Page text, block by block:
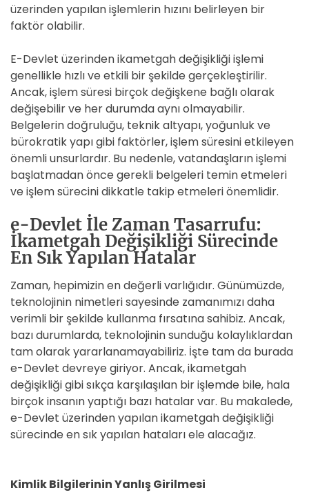
üzerinden yapılan işlemlerin hızını belirleyen bir
faktör olabilir.
E-Devlet üzerinden ikametgah değişikliği işlemi
genellikle hızlı ve etkili bir şekilde gerçekleştirilir.
Ancak, işlem süresi birçok değişkene bağlı olarak
değişebilir ve her durumda aynı olmayabilir.
Belgelerin doğruluğu, teknik altyapı, yoğunluk ve
bürokratik yapı gibi faktörler, işlem süresini etkileyen
önemli unsurlardır. Bu nedenle, vatandaşların işlemi
başlatmadan önce gerekli belgeleri temin etmeleri
ve işlem sürecini dikkatle takip etmeleri önemlidir.
e-Devlet İle Zaman Tasarrufu:
İkametgah Değişikliği Sürecinde
En Sık Yapılan Hatalar
Zaman, hepimizin en değerli varlığıdır. Günümüzde,
teknolojinin nimetleri sayesinde zamanımızı daha
verimli bir şekilde kullanma fırsatına sahibiz. Ancak,
bazı durumlarda, teknolojinin sunduğu kolaylıklardan
tam olarak yararlanamayabiliriz. İşte tam da burada
e-Devlet devreye giriyor. Ancak, ikametgah
değişikliği gibi sıkça karşılaşılan bir işlemde bile, hala
birçok insanın yaptığı bazı hatalar var. Bu makalede,
e-Devlet üzerinden yapılan ikametgah değişikliği
sürecinde en sık yapılan hataları ele alacağız.
Kimlik Bilgilerinin Yanlış Girilmesi